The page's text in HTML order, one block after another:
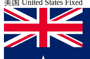
美国 United States Fixed